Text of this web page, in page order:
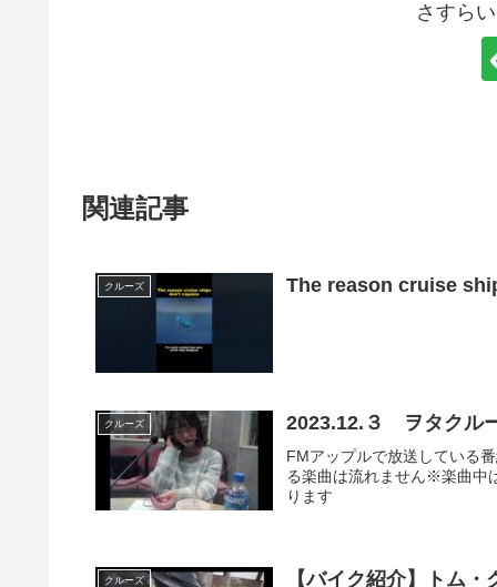
さすら
関連記事
クルーズ The reason cruise
クルーズ 2023.12.３ ヲタクル
FMアップルで放送している
る楽曲は流れません※楽曲中
ります
クルーズ 【バイク紹介】トム